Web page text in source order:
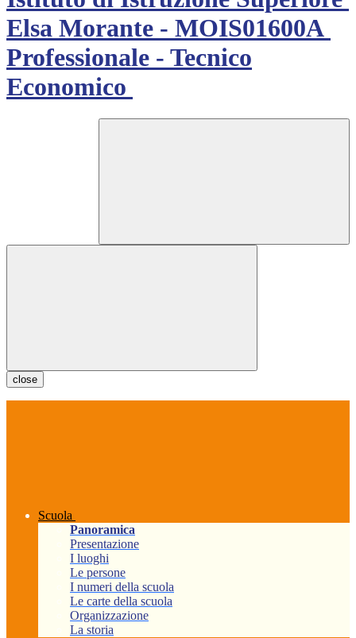
Elsa Morante - MOIS01600A
Professionale - Tecnico
Economico
close
Scuola
Panoramica
Presentazione
I luoghi
Le persone
I numeri della scuola
Le carte della scuola
Organizzazione
La storia